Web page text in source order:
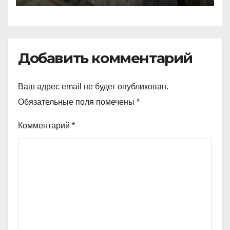
Добавить комментарий
Ваш адрес email не будет опубликован.
Обязательные поля помечены *
Комментарий *